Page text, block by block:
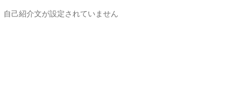
自己紹介文が設定されていません